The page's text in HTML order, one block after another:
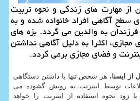
از مهارت های زندگی و نحوه تربیت
سطح آگاهی افراد خانواده شده و به
به والدین می گردد. بزه های
مجازی، اكثرا به دلیل آگاهی نداشتن
و فضای مجازی برمی گردد.
ایسنا، هر شخص تنها با داشتن دستگاهی
توسط اینترنت به رویش گشوده می
زود نحوه استفاده از اینترنت را خواهد